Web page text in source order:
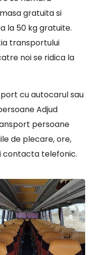
gratuita si
la 50 kg gratuite.
transportului
noi se ridica la
cu autocarul sau
Adjud
persoane
de plecare, ore,
contacta telefonic.